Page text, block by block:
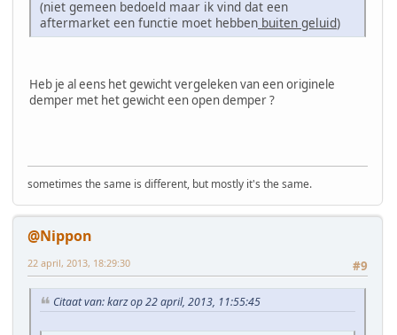
(niet gemeen bedoeld maar ik vind dat een
aftermarket een functie moet hebben buiten geluid)
Heb je al eens het gewicht vergeleken van een originele
demper met het gewicht een open demper ?
sometimes the same is different, but mostly it's the same.
@Nippon
#9
22 april, 2013, 18:29:30
Citaat van: karz op 22 april, 2013, 11:55:45